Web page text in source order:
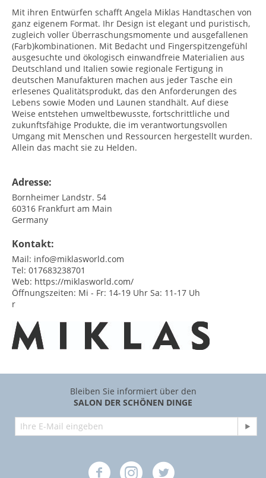
Mit ihren Entwürfen schafft Angela Miklas Handtaschen von
ganz eigenem Format. Ihr Design ist elegant und puristisch,
zugleich voller Überraschungsmomente und ausgefallenen
(Farb)kombinationen. Mit Bedacht und Fingerspitzengefühl
ausgesuchte und ökologisch einwandfreie Materialien aus
Deutschland und Italien sowie regionale Fertigung in
deutschen Manufakturen machen aus jeder Tasche ein
erlesenes Qualitätsprodukt, das den Anforderungen des
Lebens sowie Moden und Launen standhält. Auf diese
Weise entstehen umweltbewusste, fortschrittliche und
zukunftsfähige Produkte, die im verantwortungsvollen
Umgang mit Menschen und Ressourcen hergestellt wurden.
Allein das macht sie zu Helden.
Adresse:
Bornheimer Landstr. 54
60316 Frankfurt am Main
Germany
Kontakt:
Mail: info@miklasworld.com
Tel: 017683238701
Web: https://miklasworld.com/
Öffnungszeiten: Mi - Fr: 14-19 Uhr Sa: 11-17 Uh
r
Bleiben Sie informiert über den
SALON DER SCHÖNEN DINGE